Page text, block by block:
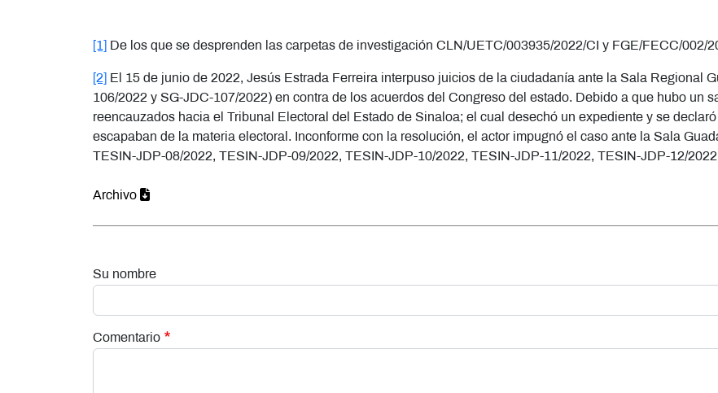
[1] De los que se desprenden las carpetas de investigación CLN/UETC/003935/2022/CI y FGE/FECC/002/
[2]
El 15 de junio de 2022, Jesús Estrada Ferreira interpuso juicios de la ciudadanía ante la Sala Regional
106/2022 y SG-JDC-107/2022) en contra de los acuerdos del Congreso del estado. Debido a que hubo un
reencauzados hacia el Tribunal Electoral del Estado de Sinaloa; el cual desechó un expediente y se
escapaban de la materia electoral. Inconforme con la resolución, el actor impugnó el caso ante la Sala
TESIN-JDP-08/2022, TESIN-JDP-09/2022, TESIN-JDP-10/2022, TESIN-JDP-11/2022, TESIN-JDP-12/
Archivo
Su nombre
Comentario